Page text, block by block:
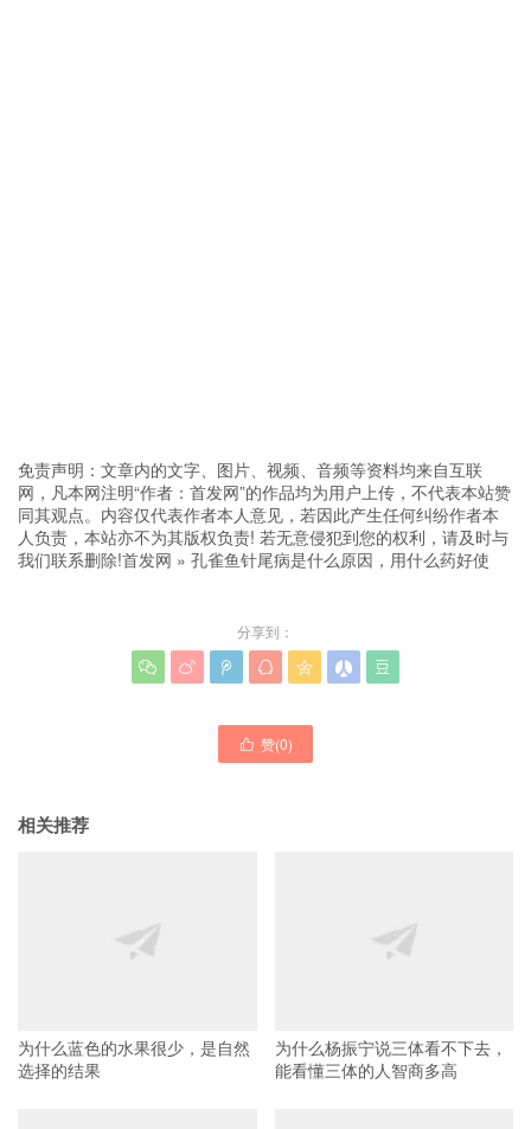
免责声明：文章内的文字、图片、视频、音频等资料均来自互联
网，凡本网注明“作者：首发网”的作品均为用户上传，不代表本站赞
同其观点。内容仅代表作者本人意见，若因此产生任何纠纷作者本
人负责，本站亦不为其版权负责! 若无意侵犯到您的权利，请及时与
我们联系删除!首发网 » 孔雀鱼针尾病是什么原因，用什么药好使
分享到：
      
 赞(0)
相关推荐
为什么蓝色的水果很少，是自然
选择的结果
为什么杨振宁说三体看不下去，
能看懂三体的人智商多高